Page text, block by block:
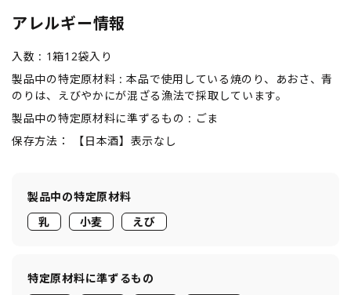
アレルギー情報
入数 : 1箱12袋入り
製品中の特定原材料 : 本品で使用している焼のり、あおさ、青
のりは、えびやかにが混ざる漁法で採取しています。
製品中の特定原材料に準ずるもの : ごま
保存方法：
【日本酒】表示なし
製品中の特定原材料
乳
小麦 えび
特定原材料に準ずるもの